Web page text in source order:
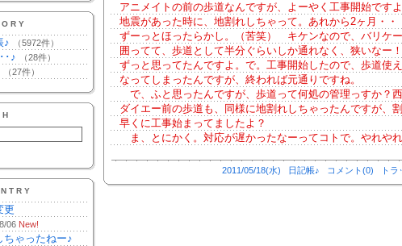
♪ （5972件）
･♪ （28件）
（27件）
更
06 New!
ちゃったねー♪
アニメイトの前の歩道なんですが、よーやく工事開始ですよ
地震があった時に、地割れしちゃって。あれから2ヶ月・・
ずーっとほったらかし。（苦笑） キケンなので、バリケ
囲ってて、歩道として半分ぐらいしか通れなく、狭いなー
ずっと思ってたんですよ。で。工事開始したので、歩道使え
なってしまったんですが、終われば元通りですね。
で、ふと思ったんですが、歩道って何処の管理っすか？
ダイエー前の歩道も、同様に地割れしちゃったんですが、
早くに工事始まってましたよ？
ま、とにかく。対応が遅かったなーってコトで。やれやれ
2011/05/18(水) 日記帳♪ コメント(0) ト